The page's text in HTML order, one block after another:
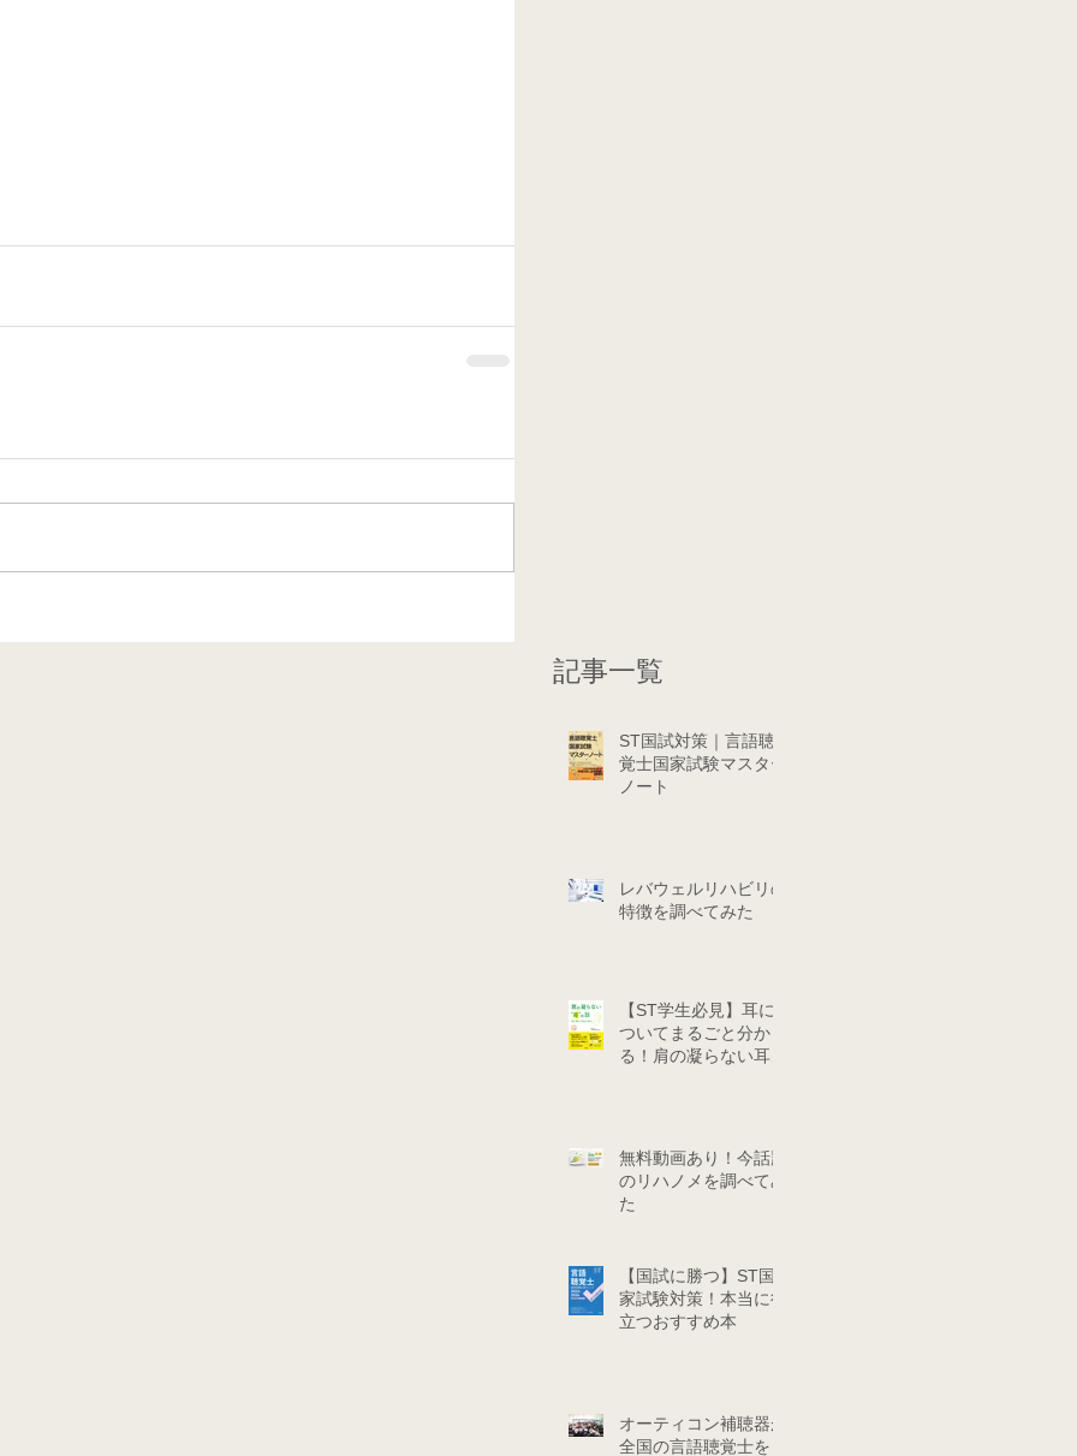
記事一覧
ST国試対策｜言語聴
覚士国家試験マスター
ノート
レバウェルリハビリの
特徴を調べてみた
【ST学生必見】耳に
ついてまるごと分か
る！肩の凝らない耳の
無料動画あり！今話題
のリハノメを調べてみ
た
【国試に勝つ】ST国
家試験対策！本当に役
立つおすすめ本
オーティコン補聴器が
全国の言語聴覚士を目